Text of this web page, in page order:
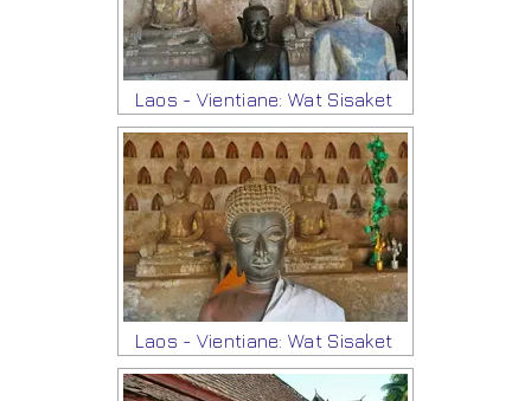
Laos - Vientiane: Wat Sisaket
Laos - Vientiane: Wat Sisaket